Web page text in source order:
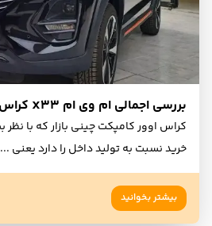
کراس اوور کامپکت چینی بازار که با نظر
خرید نسبت به تولید داخل را دارد یعنی ...
بیشتر بخوانید